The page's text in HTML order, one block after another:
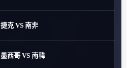
捷克 VS 南非
墨西哥 VS 南韓